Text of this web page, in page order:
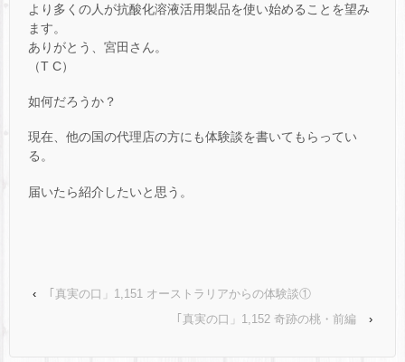
より多くの人が抗酸化溶液活用製品を使い始めることを望み
ます。
ありがとう、宮田さん。
（T C）
如何だろうか？
現在、他の国の代理店の方にも体験談を書いてもらってい
る。
届いたら紹介したいと思う。
‹
｢真実の口」1,151 オーストラリアからの体験談①
｢真実の口」1,152 奇跡の桃・前編
›